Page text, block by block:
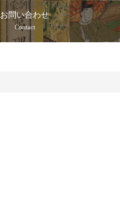
お問い合わせ
Contact